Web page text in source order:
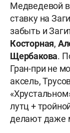
Медведевой
ставку на
забыть и
Косторная,
Щербакова.
Гран-при не
аксель,
лутц +
делают даже